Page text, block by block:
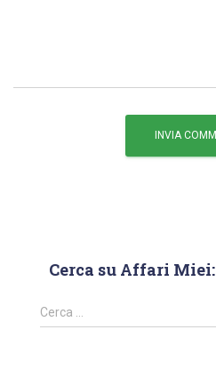
Cerca su Affari Miei:
Cerca …